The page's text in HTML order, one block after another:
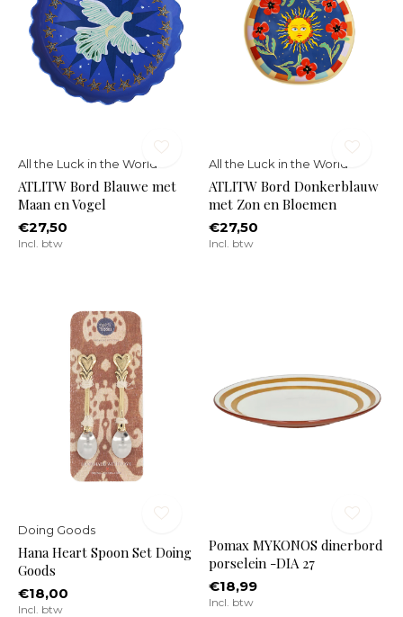
All the Luck in the World
ATLITW Bord Blauwe met
Maan en Vogel
€27,50
Incl. btw
All the Luck in the World
ATLITW Bord Donkerblauw
met Zon en Bloemen
€27,50
Incl. btw
Doing Goods
Hana Heart Spoon Set Doing
Goods
€18,00
Incl. btw
Pomax MYKONOS dinerbord
porselein -DIA 27
€18,99
Incl. btw